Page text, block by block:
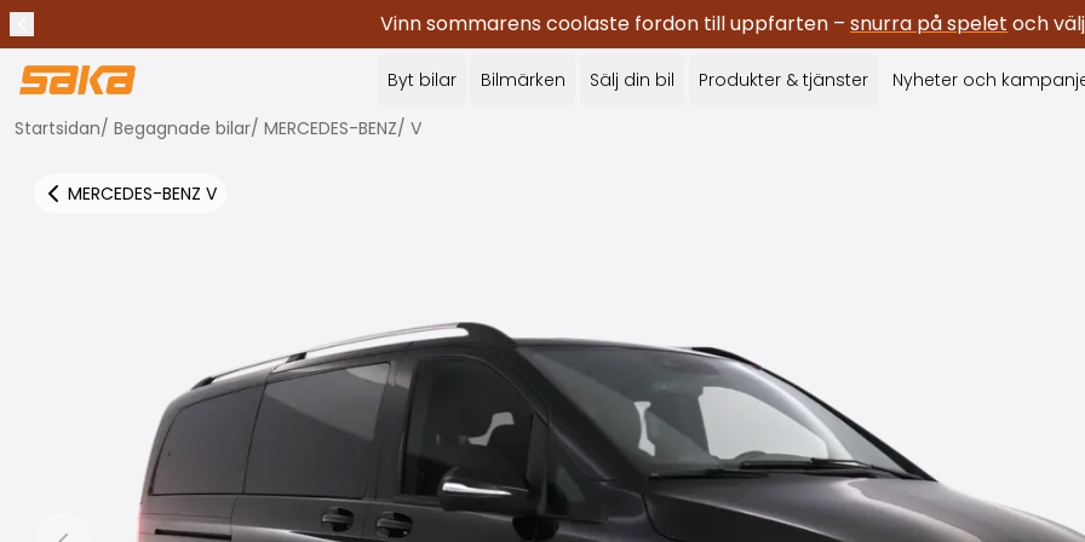
Vinn sommarens coolaste fordon till uppfarten – snurra på spelet och
Stoppa meddelanden
✕
Byt bilar Bilmärken Sälj din bil Produkter & tjänster
Nyheter och
Startsidan/ Begagnade bilar/ MERCEDES-BENZ/ V
MERCEDES-BENZ V
Tillbaka till fler bilresultat